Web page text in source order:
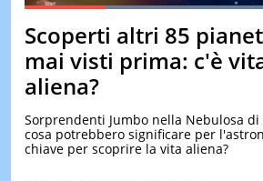
PauseUnmute
Loaded:80.06%
Scoperti altri 85
mai visti prima: c'è
aliena?
Sorprendenti Jumbo nella Nebulosa di
cosa potrebbero significare per
chiave per scoprire la vita aliena?